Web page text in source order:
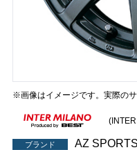
※画像はイメージです。実際の
ブランド AZ